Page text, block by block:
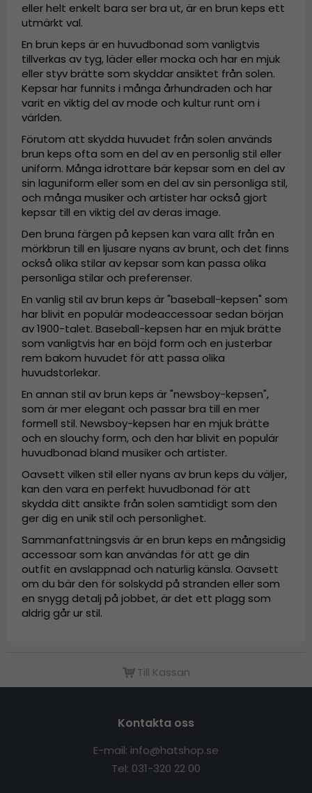
eller helt enkelt bara ser bra ut, är en brun keps ett
utmärkt val.
En brun keps är en huvudbonad som vanligtvis
tillverkas av tyg, läder eller mocka och har en mjuk
eller styv brätte som skyddar ansiktet från solen.
Kepsar har funnits i många århundraden och har
varit en viktig del av mode och kultur runt om i
världen.
Förutom att skydda huvudet från solen används
brun keps ofta som en del av en personlig stil eller
uniform. Många idrottare bär kepsar som en del av
sin laguniform eller som en del av sin personliga stil,
och många musiker och artister har också gjort
kepsar till en viktig del av deras image.
Den bruna färgen på kepsen kan vara allt från en
mörkbrun till en ljusare nyans av brunt, och det finns
också olika stilar av kepsar som kan passa olika
personliga stilar och preferenser.
En vanlig stil av brun keps är "baseball-kepsen" som
har blivit en populär modeaccessoar sedan början
av 1900-talet. Baseball-kepsen har en mjuk brätte
som vanligtvis har en böjd form och en justerbar
rem bakom huvudet för att passa olika
huvudstorlekar.
En annan stil av brun keps är "newsboy-kepsen",
som är mer elegant och passar bra till en mer
formell stil. Newsboy-kepsen har en mjuk brätte
och en slouchy form, och den har blivit en populär
huvudbonad bland musiker och artister.
Oavsett vilken stil eller nyans av brun keps du väljer,
kan den vara en perfekt huvudbonad för att
skydda ditt ansikte från solen samtidigt som den
ger dig en unik stil och personlighet.
Sammanfattningsvis är en brun keps en mångsidig
accessoar som kan användas för att ge din
outfit en avslappnad och naturlig känsla. Oavsett
om du bär den för solskydd på stranden eller som
en snygg detalj på jobbet, är det ett plagg som
aldrig går ur stil.
Till Kassan
Kontakta oss
E-mail: info@hatshop.se
Tel: 031-320 22 00